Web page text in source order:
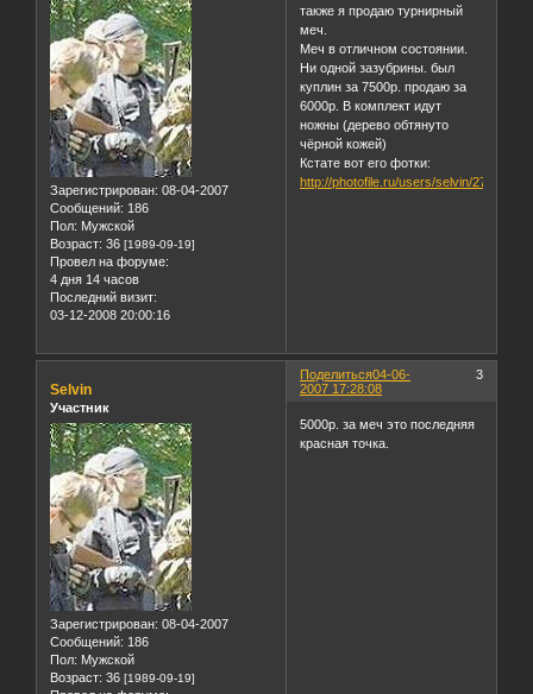
Зарегистрирован: 08-04-2007
Сообщений: 186
Пол: Мужской
Возраст: 36 [1989-09-19]
Провел на форуме:
4 дня 14 часов
Последний визит:
03-12-2008 20:00:16
также я продаю турнирный
меч.
Меч в отличном состоянии.
Ни одной зазубрины. был
куплин за 7500р. продаю за
6000р. В комплект идут
ножны (дерево обтянуто
чёрной кожей)
Кстате вот его фотки:
http://photofile.ru/users/selvin/2750843/
Поделиться 3
04-06-
2007 17:28:08
Selvin
Участник
Зарегистрирован: 08-04-2007
Сообщений: 186
Пол: Мужской
Возраст: 36 [1989-09-19]
5000р. за меч это последняя
красная точка.